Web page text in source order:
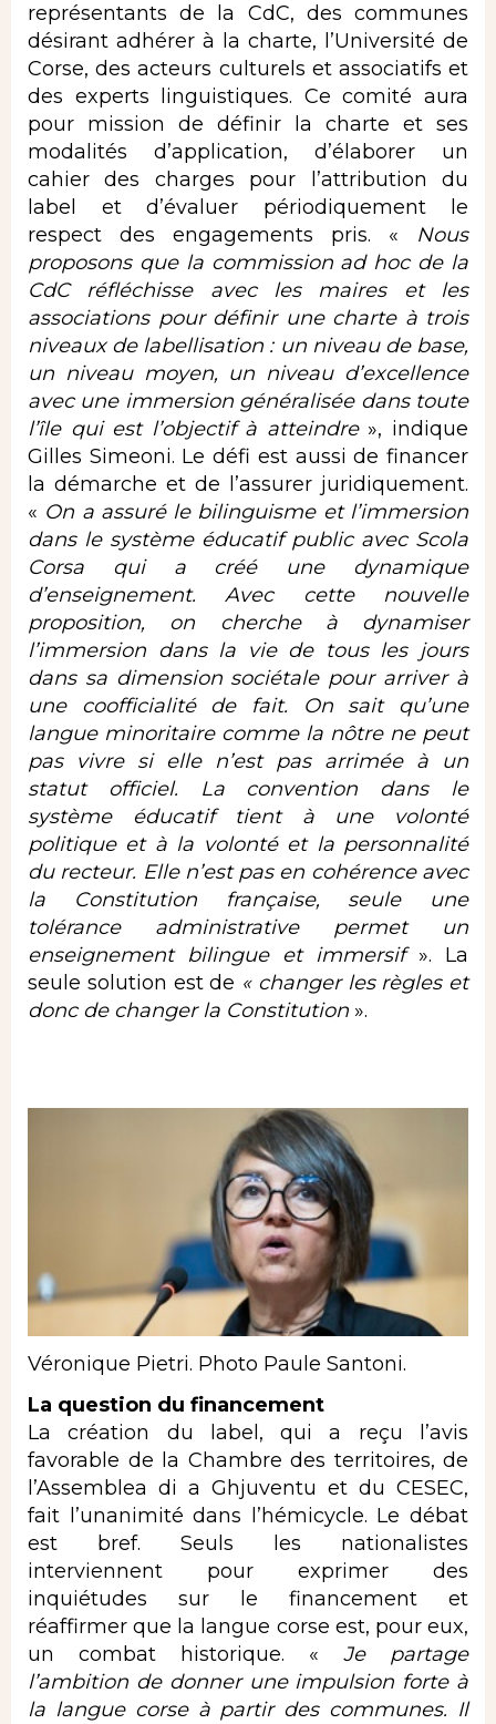
représentants de la CdC, des communes
désirant adhérer à la charte, l’Université de
Corse, des acteurs culturels et associatifs et
des experts linguistiques. Ce comité aura
pour mission de définir la charte et ses
modalités d’application, d’élaborer un
cahier des charges pour l’attribution du
label et d’évaluer périodiquement le
respect des engagements pris. « Nous
proposons que la commission ad hoc de la
CdC réfléchisse avec les maires et les
associations pour définir une charte à trois
niveaux de labellisation : un niveau de base,
un niveau moyen, un niveau d’excellence
avec une immersion généralisée dans toute
l’île qui est l’objectif à atteindre», indique
Gilles Simeoni. Le défi est aussi de financer
la démarche et de l’assurer juridiquement.
« On a assuré le bilinguisme et l’immersion
dans le système éducatif public avec Scola
Corsa qui a créé une dynamique
d’enseignement. Avec cette nouvelle
proposition, on cherche à dynamiser
l’immersion dans la vie de tous les jours
dans sa dimension sociétale pour arriver à
une coofficialité de fait. On sait qu’une
langue minoritaire comme la nôtre ne peut
pas vivre si elle n’est pas arrimée à un
statut officiel. La convention dans le
système éducatif tient à une volonté
politique et à la volonté et la personnalité
du recteur. Elle n’est pas en cohérence avec
la Constitution française, seule une
tolérance administrative permet un
enseignement bilingue et immersif». La
seule solution est de « changer les règles et
donc de changer la Constitution ».
Véronique Pietri. Photo Paule Santoni.
La question du financement
La création du label, qui a reçu l’avis
favorable de la Chambre des territoires, de
l’Assemblea di a Ghjuventu et du CESEC,
fait l’unanimité dans l’hémicycle. Le débat
est bref. Seuls les nationalistes
interviennent pour exprimer des
inquiétudes sur le financement et
réaffirmer que la langue corse est, pour eux,
un combat historique. « Je partage
l’ambition de donner une impulsion forte à
la langue corse à partir des communes. Il